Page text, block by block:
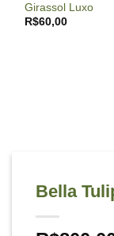
Girassol Luxo
R$60,00
Bella